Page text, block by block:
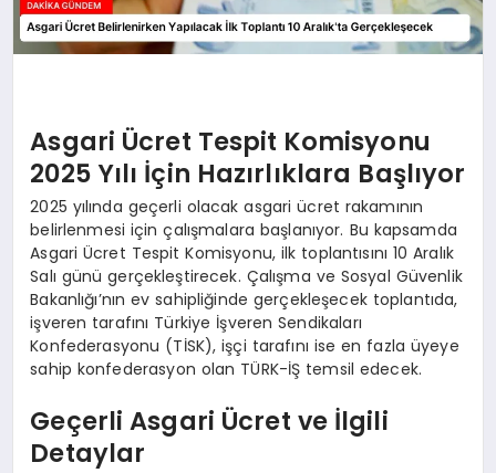
Asgari Ücret Tespit Komisyonu
2025 Yılı İçin Hazırlıklara Başlıyor
2025 yılında geçerli olacak asgari ücret rakamının
belirlenmesi için çalışmalara başlanıyor. Bu kapsamda
Asgari Ücret Tespit Komisyonu, ilk toplantısını 10 Aralık
Salı günü gerçekleştirecek. Çalışma ve Sosyal Güvenlik
Bakanlığı’nın ev sahipliğinde gerçekleşecek toplantıda,
işveren tarafını Türkiye İşveren Sendikaları
Konfederasyonu (TİSK), işçi tarafını ise en fazla üyeye
sahip konfederasyon olan TÜRK-İŞ temsil edecek.
Geçerli Asgari Ücret ve İlgili
Detaylar